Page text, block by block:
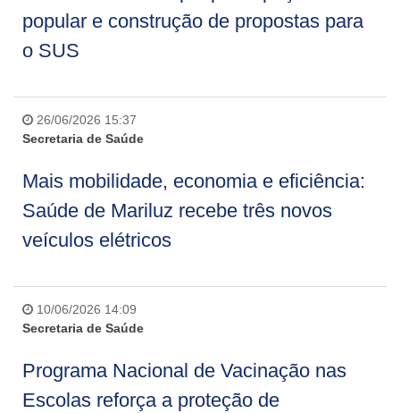
popular e construção de propostas para
o SUS
26/06/2026 15:37
Secretaria de Saúde
Mais mobilidade, economia e eficiência:
Saúde de Mariluz recebe três novos
veículos elétricos
10/06/2026 14:09
Secretaria de Saúde
Programa Nacional de Vacinação nas
Escolas reforça a proteção de